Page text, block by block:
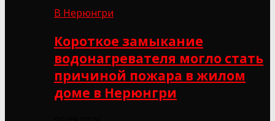
В Нерюнгри
Короткое замыкание
водонагревателя могло стать
причиной пожара в жилом
доме в Нерюнгри